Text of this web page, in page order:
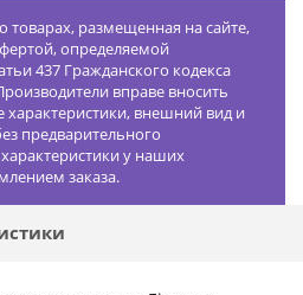
размещенная на сайте,
определяемой
437 Гражданского кодекса
вправе вносить
характеристики, внешний вид и
предварительного
у наших
заказа.